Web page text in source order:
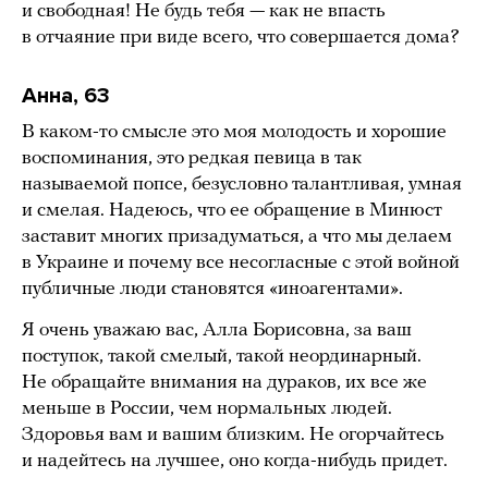
и свободная! Не будь тебя — как не впасть
в отчаяние при виде всего, что совершается дома?
Анна, 63
В каком-то смысле это моя молодость и хорошие
воспоминания, это редкая певица в так
называемой попсе, безусловно талантливая, умная
и смелая. Надеюсь, что ее обращение в Минюст
заставит многих призадуматься, а что мы делаем
в Украине и почему все несогласные с этой войной
публичные люди становятся «иноагентами».
Я очень уважаю вас, Алла Борисовна, за ваш
поступок, такой смелый, такой неординарный.
Не обращайте внимания на дураков, их все же
меньше в России, чем нормальных людей.
Здоровья вам и вашим близким. Не огорчайтесь
и надейтесь на лучшее, оно когда-нибудь придет.